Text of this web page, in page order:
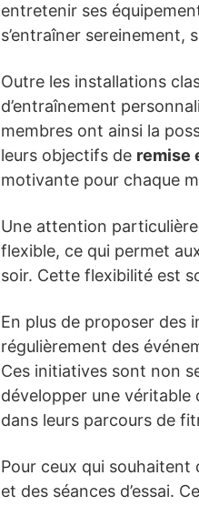
entretenir ses
s’entraîner sereinement,
Outre les installations
d’entraînement
membres ont ainsi la
leurs objectifs de remise
motivante pour chaque
Une attention
flexible, ce qui permet
soir. Cette flexibilité est
En plus de proposer des
régulièrement des
Ces initiatives sont non
développer une véritable
dans leurs parcours de
Pour ceux qui souhaitent
et des séances d’essai.